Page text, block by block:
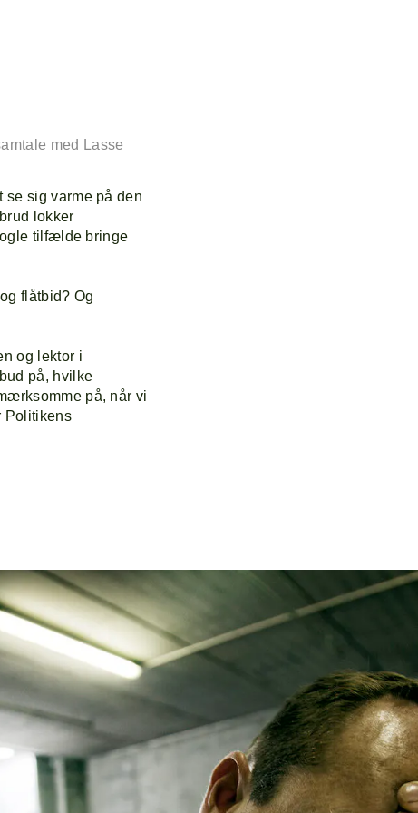
med Lasse
se sig varme på den
lokker
tilfælde bringe
flåtbid? Og
og lektor i
på, hvilke
på, når vi
Politikens